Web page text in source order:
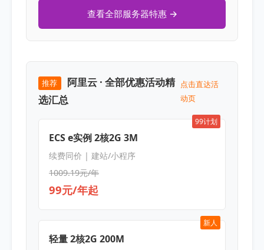
查看全部服务器特惠 →
推荐
阿里云 · 全部优惠活动精
选汇总
点击直达活
动页
99计划
ECS e实例 2核2G 3M
续费同价 | 建站/小程序
1009.19元/年
99元/年起
新人
轻量 2核2G 200M